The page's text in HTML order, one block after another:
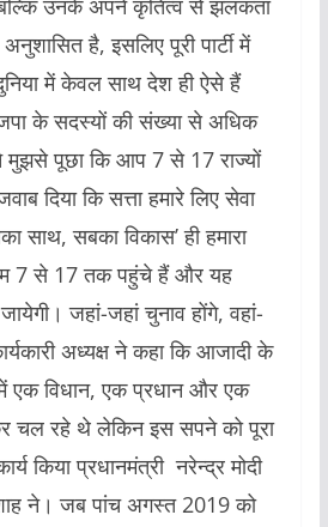
उनके अपने कृतित्व से झलकता
है, इसलिए पूरी पार्टी में
में केवल साथ देश ही ऐसे हैं
के सदस्यों की संख्या से अधिक
पूछा कि आप 7 से 17 राज्यों
दिया कि सत्ता हमारे लिए सेवा
साथ, सबका विकास’ ही हमारा
7 से 17 तक पहुंचे हैं और यह
जहां-जहां चुनाव होंगे, वहां-
अध्यक्ष ने कहा कि आजादी के
एक विधान, एक प्रधान और एक
चल रहे थे लेकिन इस सपने को पूरा
किया प्रधानमंत्री नरेन्द्र मोदी
ने। जब पांच अगस्त 2019 को